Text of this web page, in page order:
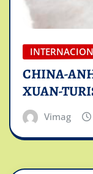
CHINA-
XUAN-
Vimag